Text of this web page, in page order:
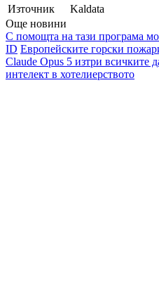
Източник
Kaldata
Още новини
С помощта на тази програма
ID Европейските горски
Claude Opus 5 изтри всичките
интелект в хотелиерството